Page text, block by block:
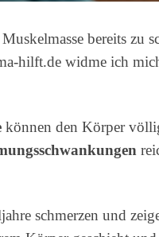
bereits zu
hilft.de widme ich
können den Körper
schmerzen und